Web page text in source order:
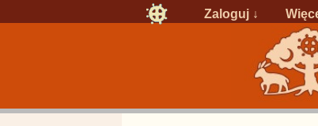
Zaloguj ↓